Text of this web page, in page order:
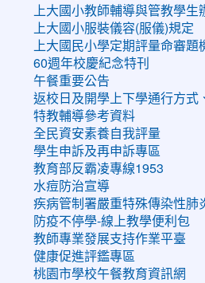
上大國小教師輔導與管教學生
上大國小服裝儀容(服儀)規定
上大國民小學定期評量命審題
60週年校慶紀念特刊
午餐重要公告
返校日及開學上下學通行方式
特教輔導參考資料
全民資安素養自我評量
學生申訴及再申訴專區
教育部反霸凌專線1953
水痘防治宣導
疾病管制署嚴重特殊傳染性肺
防疫不停學-線上教學便利包
教師專業發展支持作業平臺
健康促進評鑑專區
桃園市學校午餐教育資訊網